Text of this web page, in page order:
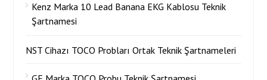
Kenz Marka 10 Lead Banana EKG Kablosu Teknik
Şartnamesi
NST Cihazı TOCO Probları Ortak Teknik Şartnameleri